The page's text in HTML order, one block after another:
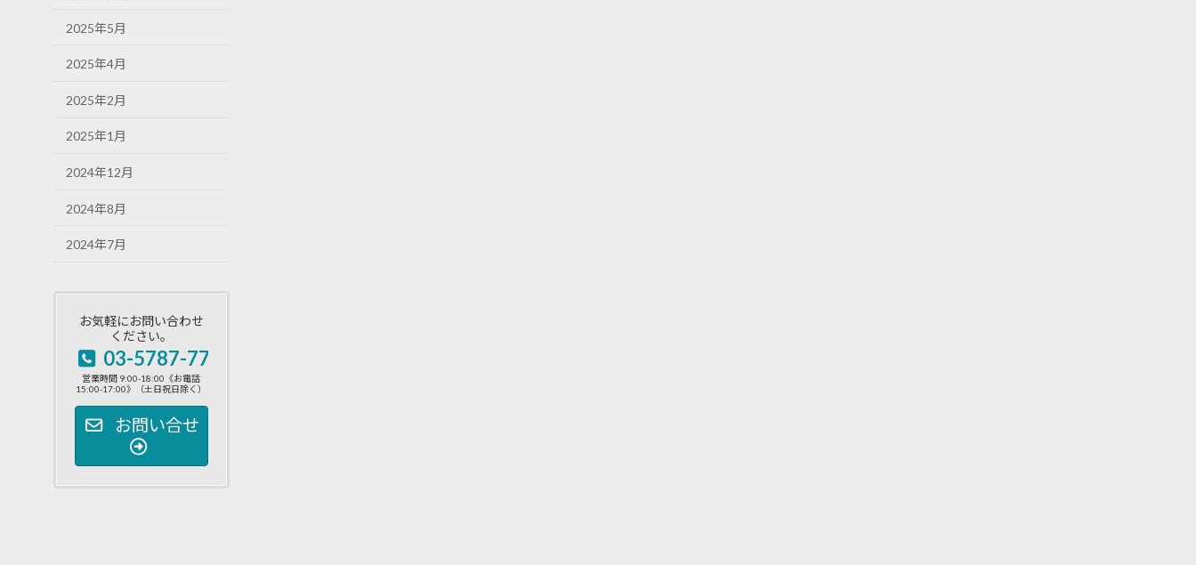
2025年5月
2025年4月
2025年2月
2025年1月
2024年12月
2024年8月
2024年7月
お気軽にお問い合わせ
ください。
03-5787-7720
営業時間 9:00-18:00《お電話
15:00-17:00》（土日祝日除く）
お問い合せ